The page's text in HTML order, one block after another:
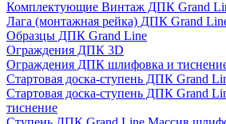
Комплектующие Винтаж ДПК Grand
Лага (монтажная рейка) ДПК Grand
Образцы ДПК Grand Line
Ограждения ДПК 3D
Ограждения ДПК шлифовка и
Стартовая доска-ступень ДПК Grand
Стартовая доска-ступень ДПК Grand
тиснение